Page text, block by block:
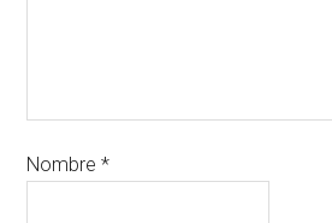
Nombre*